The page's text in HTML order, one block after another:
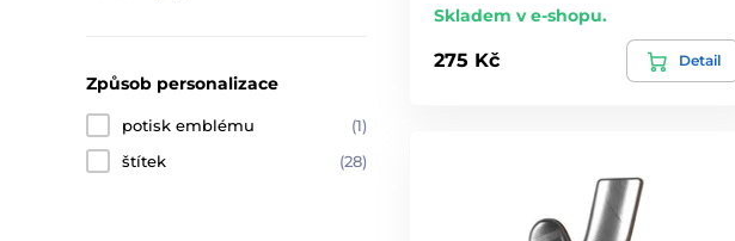
Způsob personalizace
potisk emblému
(1)
štítek
(28)
Skladem v e-shopu.
275 Kč Detail